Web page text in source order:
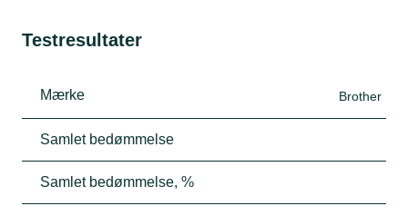
Testresultater
Mærke Brother
Samlet bedømmelse
Samlet bedømmelse, %